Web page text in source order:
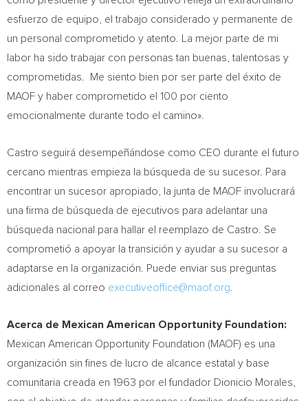
esfuerzo de equipo, el trabajo considerado y permanente de
un personal comprometido y atento. La mejor parte de mi
labor ha sido trabajar con personas tan buenas, talentosas y
comprometidas. Me siento bien por ser parte del éxito de
MAOF y haber comprometido el 100 por ciento
emocionalmente durante todo el camino».
Castro seguirá desempeñándose como CEO durante el futuro
cercano mientras empieza la búsqueda de su sucesor. Para
encontrar un sucesor apropiado, la junta de MAOF involucrará
una firma de búsqueda de ejecutivos para adelantar una
búsqueda nacional para hallar el reemplazo de Castro. Se
comprometió a apoyar la transición y ayudar a su sucesor a
adaptarse en la organización. Puede enviar sus preguntas
adicionales al correo executiveoffice@maof.org
Acerca de Mexican American Opportunity Foundation:
Mexican American Opportunity Foundation (MAOF) es una
organización sin fines de lucro de alcance estatal y base
comunitaria creada en 1963 por el fundador Dionicio Morales